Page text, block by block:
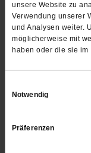
unsere Website zu
Verwendung unserer
und Analysen weiter.
möglicherweise mit
haben oder die sie
Notwendig
Präferenzen